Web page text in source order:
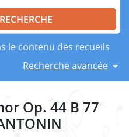
le contenu des recueils
Recherche avancée
Op. 44 B 77